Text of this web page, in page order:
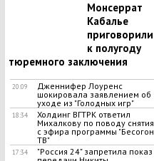
Монсеррат
Кабалье
приговорили
к полугоду
тюремного заключения
20:09
Дженнифер Лоуренс
шокировала заявлением об
уходе из "Голодных игр"
18:34
Холдинг ВГТРК ответил
Михалкову по поводу снятия
с эфира программы "Бесогон
ТВ"
17:34
"Россия 24" запретила показ